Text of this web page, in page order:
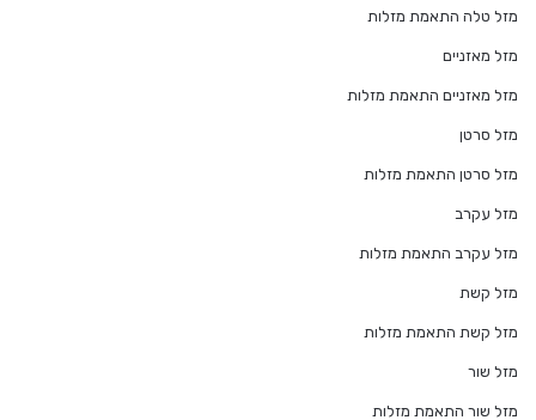
מזל טלה התאמת מזלות
מזל מאזניים
מזל מאזניים התאמת מזלות
מזל סרטן
מזל סרטן התאמת מזלות
מזל עקרב
מזל עקרב התאמת מזלות
מזל קשת
מזל קשת התאמת מזלות
מזל שור
מזל שור התאמת מזלות